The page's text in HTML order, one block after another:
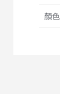
顏色